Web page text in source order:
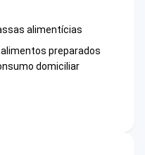
alimentícias
preparados
domiciliar